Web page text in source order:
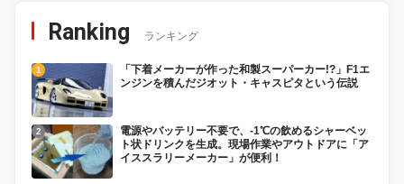
Ranking ランキング
「下着メーカーが作った和製スーパーカー!?」F1エ
ンジンを積んだジオット・キャスピタという伝説
電源やバッテリー不要で、-1℃の飲めるシャーベッ
ト状ドリンクを生成。現場作業やアウトドアに「ア
イススラリーメーカー」が便利！